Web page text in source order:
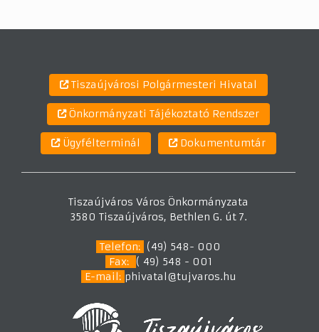
Tiszaújvárosi Polgármesteri Hivatal
Önkormányzati Tájékoztató Rendszer
Ügyfélterminál Dokumentumtár
Tiszaújváros Város Önkormányzata
3580 Tiszaújváros, Bethlen G. út 7.
Telefon: (49) 548- 000
Fax: ( 49) 548 - 001
E-mail: phivatal@tujvaros.hu